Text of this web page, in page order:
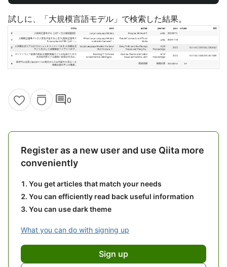
試しに、「大規模言語モデル」で検索した結果。
comment0
Register as a new user and use Qiita more
conveniently
You get articles that match your needs
You can efficiently read back useful information
You can use dark theme
What you can do with signing up
Sign up